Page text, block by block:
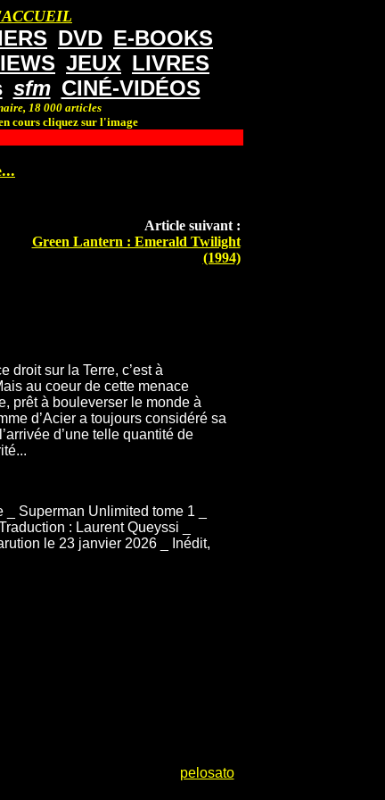
DVD E-BOOKS
JEUX LIVRES
sfm CINÉ-VIDÉOS
18 000 articles
cours cliquez sur l'image
Article suivant :
Green Lantern : Emerald Twilight
(1994)
droit sur la Terre, c’est à
au coeur de cette menace
prêt à bouleverser le monde à
d’Acier a toujours considéré sa
d’une telle quantité de
Superman Unlimited tome 1 _
: Laurent Queyssi _
le 23 janvier 2026 _ Inédit,
pelosato